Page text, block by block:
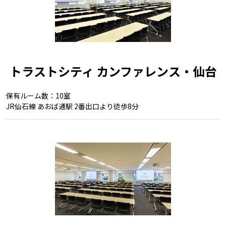
トラストシティ カンファレンス・仙台
保有ルーム数：10室
JR仙石線 あおば通駅 2番出口より徒歩8分